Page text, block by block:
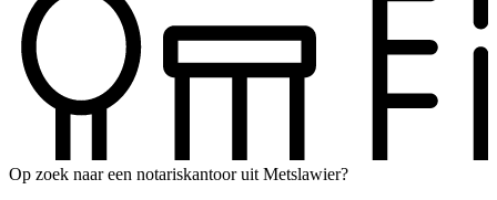
Op zoek naar een notariskantoor uit Metslawier?